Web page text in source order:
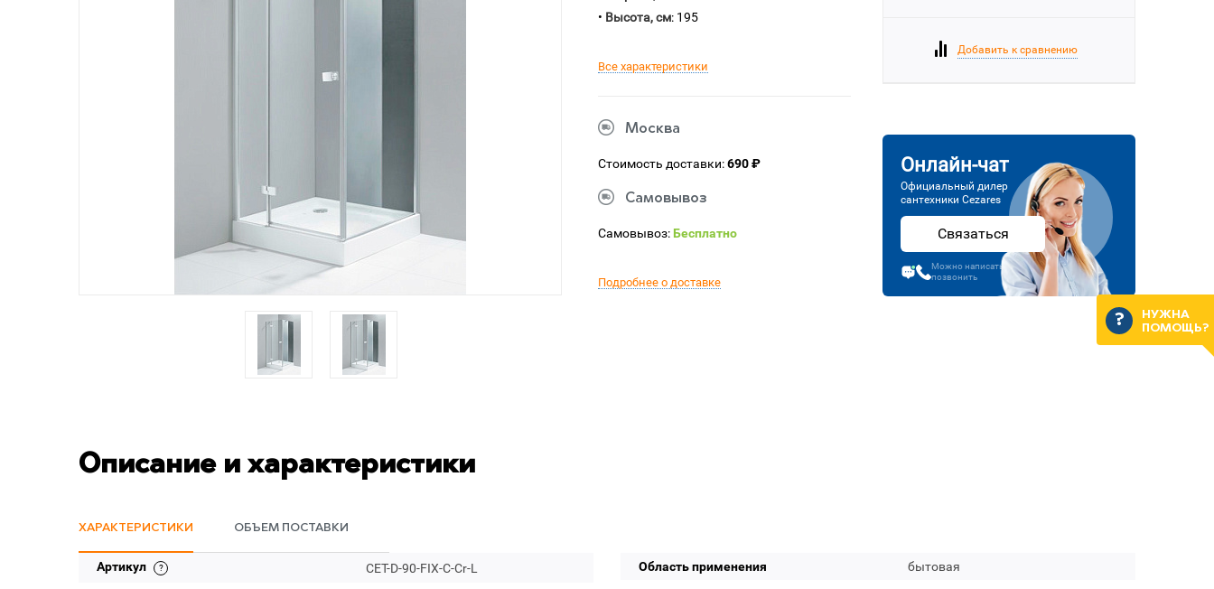
• Высота, см: 195
Все характеристики
Москва
Стоимость доставки:690 ₽
Самовывоз
Самовывоз:Бесплатно
Подробнее о доставке
Добавить к сравнению
Онлайн-чат
Официальный дилер
сантехники Cezares
Связаться
Можно написать или
позвонить
Описание и характеристики
ХАРАКТЕРИСТИКИ ОБЪЕМ ПОСТАВКИ
Артикул
CET-D-90-FIX-C-Cr-L
Область применения
бытовая
НУЖНА
ПОМОЩЬ?